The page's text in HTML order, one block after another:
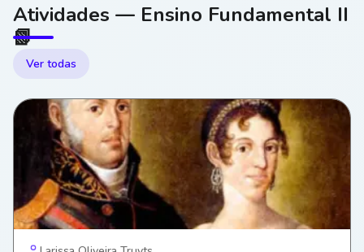
Atividades — Ensino Fundamental II
📗
Ver todas